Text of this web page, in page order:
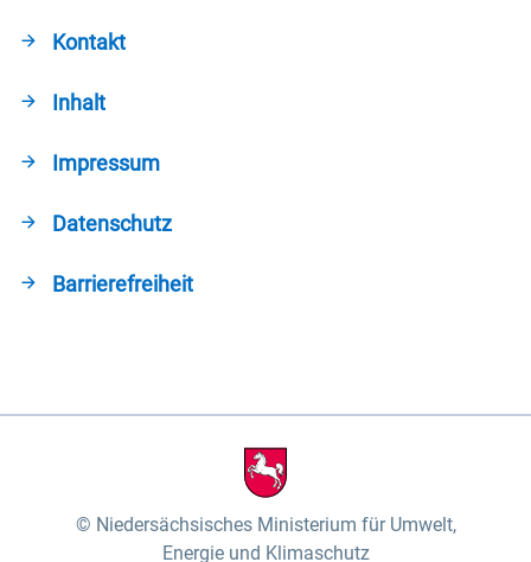
Kontakt
Inhalt
Impressum
Datenschutz
Barrierefreiheit
Niedersächsisches Ministerium für Umwelt,
Energie und Klimaschutz